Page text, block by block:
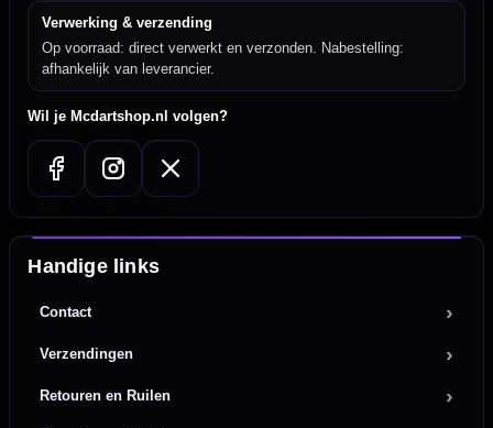
Verwerking & verzending
Op voorraad: direct verwerkt en verzonden. Nabestelling:
afhankelijk van leverancier.
Wil je Mcdartshop.nl volgen?
Handige links
Contact
Verzendingen
Retouren en Ruilen